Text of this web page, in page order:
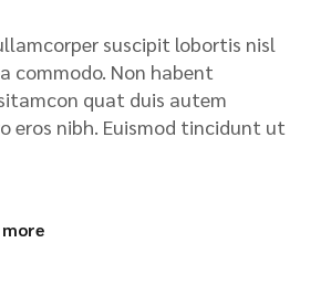
suscipit lobortis nisl
commodo. Non habent
quat duis autem
eros nibh. Euismod tincidunt ut
more